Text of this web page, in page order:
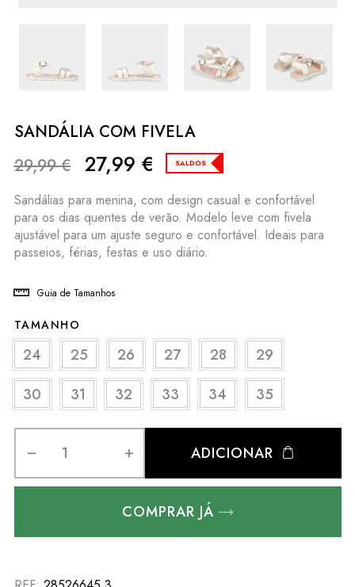
SANDÁLIA COM FIVELA
29,99€ 27,99 € SALDOS
Sandálias para menina, com design casual e confortável
para os dias quentes de verão. Modelo leve com fivela
ajustável para um ajuste seguro e confortável. Ideais para
passeios, férias, festas e uso diário.
Guia de Tamanhos
TAMANHO
24 25 26 27 28
29
30
31 32 33 34 35
ADICIONAR
COMPRAR JÁ